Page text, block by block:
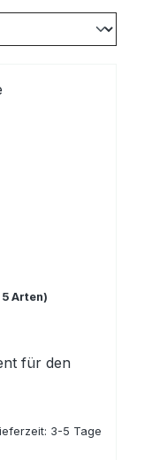
5 Arten)
für den
3-5 Tage